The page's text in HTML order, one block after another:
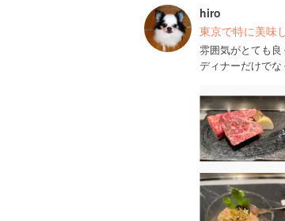
hiro
東京で特に美味
雰囲気がとても
ディナーだけで